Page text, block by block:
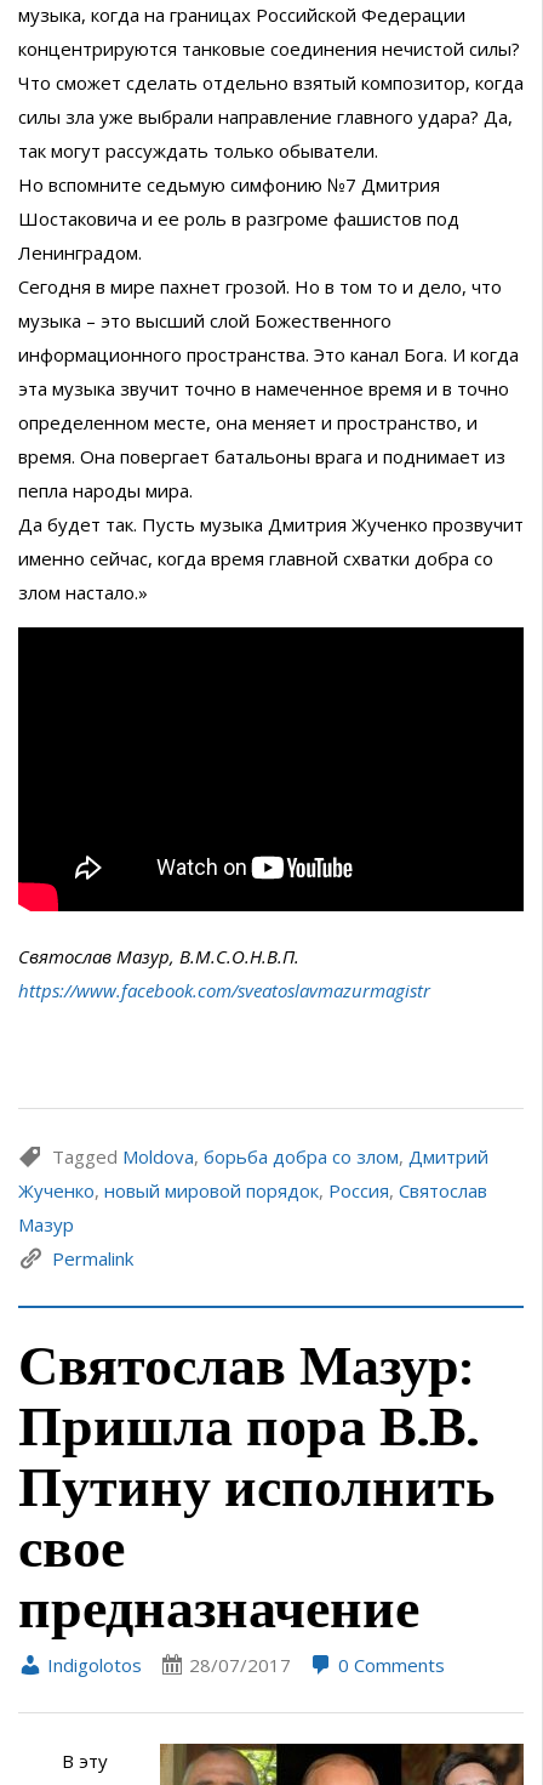
музыка, когда на границах Российской Федерации
концентрируются танковые соединения нечистой силы?
Что сможет сделать отдельно взятый композитор, когда
силы зла уже выбрали направление главного удара? Да,
так могут рассуждать только обыватели.
Но вспомните седьмую симфонию №7 Дмитрия
Шостаковича и ее роль в разгроме фашистов под
Ленинградом.
Сегодня в мире пахнет грозой. Но в том то и дело, что
музыка – это высший слой Божественного
информационного пространства. Это канал Бога. И когда
эта музыка звучит точно в намеченное время и в точно
определенном месте, она меняет и пространство, и
время. Она повергает батальоны врага и поднимает из
пепла народы мира.
Да будет так. Пусть музыка Дмитрия Жученко прозвучит
именно сейчас, когда время главной схватки добра со
злом настало.»
Святослав Мазур, В.М.С.О.Н.В.П.
https://www.facebook.com/sveatoslavmazurmagistr
Tagged Moldova, борьба добра со злом, Дмитрий
Жученко, новый мировой порядок, Россия, Святослав
Мазур
Permalink
Святослав Мазур:
Пришла пора В.В.
Путину исполнить
свое
предназначение
Indigolotos 28/07/2017 0 Comments
В эту